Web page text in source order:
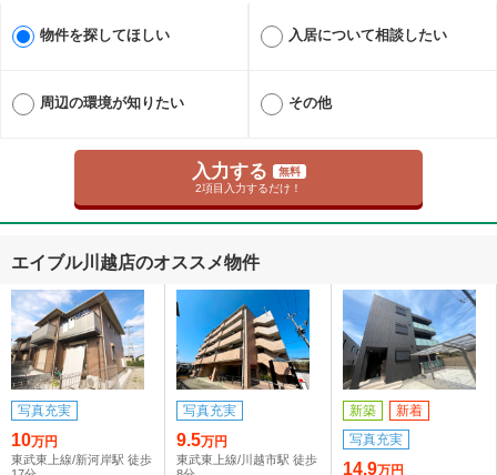
物件を探してほしい 入居について相談したい
周辺の環境が知りたい その他
入力する
無料
2項目入力するだけ！
エイブル川越店のオススメ物件
写真充実
10万円
東武東上線/新河岸駅 徒歩
写真充実
9.5万円
東武東上線/川越市駅 徒歩
新築
新着
写真充実
14.9万円